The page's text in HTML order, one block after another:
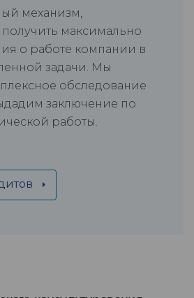
механизм,
максимально
о работе компании в
задачи. Мы
обследование
заключение по
работы.